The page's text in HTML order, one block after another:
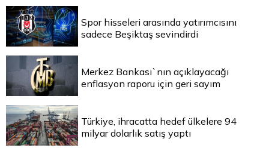
Spor hisseleri arasında yatırımcısını
sadece Beşiktaş sevindirdi
Merkez Bankası`nın açıklayacağı
enflasyon raporu için geri sayım
Türkiye, ihracatta hedef ülkelere 94
milyar dolarlık satış yaptı